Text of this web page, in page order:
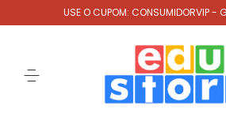
USE O CUPOM: CONSUMIDORVIP -